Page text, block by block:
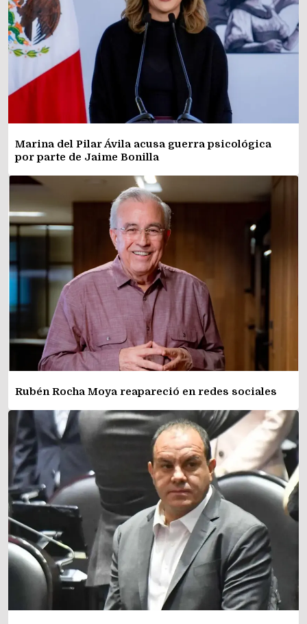
Marina del Pilar Ávila acusa guerra psicológica
por parte de Jaime Bonilla
Rubén Rocha Moya reapareció en redes sociales